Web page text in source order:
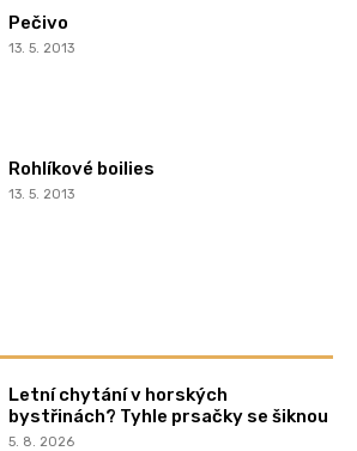
Pečivo
13. 5. 2013
Rohlíkové boilies
13. 5. 2013
Letní chytání v horských
bystřinách? Tyhle prsačky se šiknou
5. 8. 2026